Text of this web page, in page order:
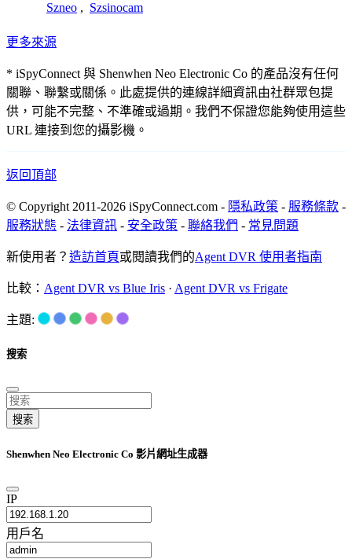
Szneo , Szsinocam
更多來源
* iSpyConnect 與 Shenwhen Neo Electronic Co 的產品沒有任何
關聯、聯繫或關係。此處提供的連線詳細資訊由社群眾包提
供，可能不完整、不準確或過期。我們不保證您能夠使用這些
URL 連接到您的攝影機。
返回頂部
© Copyright 2011-2026 iSpyConnect.com - 隱私政策 - 服務條款 -
服務狀態 - 法律資訊 - 安全政策 - 聯絡我們 - 常見問題
新使用者？ 造訪首頁或閱讀我們的Agent DVR 使用者指南
比較： Agent DVR vs Blue Iris · Agent DVR vs Frigate
主題:
搜索
搜索
Shenwhen Neo Electronic Co 影片網址生成器
IP
用戶名